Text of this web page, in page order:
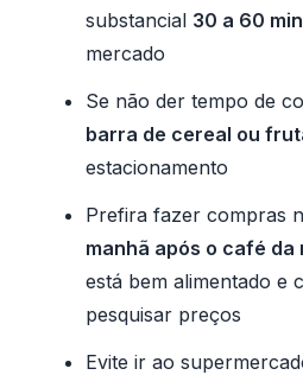
substancial 30 a 60
mercado
Se não der tempo de
barra de cereal ou
estacionamento
Prefira fazer compras
manhã após o café da
está bem alimentado e
pesquisar preços
Evite ir ao